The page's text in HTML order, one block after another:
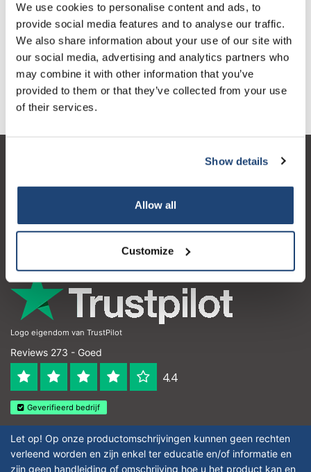
We use cookies to personalise content and ads, to
provide social media features and to analyse our traffic.
We also share information about your use of our site with
our social media, advertising and analytics partners who
may combine it with other information that you’ve
provided to them or that they’ve collected from your use
of their services.
Show details
Allow all
Customize
1 Stuk Excl. btw
€260,46
Incl. btw
Toevoegen aan winkelwagen
Informatie
Contactgegevens
Logo eigendom van TrustPilot
Reviews 273 - Goed
4.4
Geverifieerd bedrijf
Let op! Op onze productomschrijvingen kunnen geen rechten
verleend worden en zijn enkel ter educatie en/of informatie en
zijn geen handleiding of omschrijving hoe u het product kan en